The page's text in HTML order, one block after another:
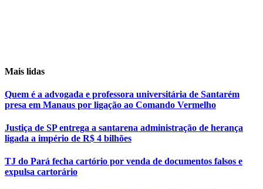
Mais lidas
Quem é a advogada e professora universitária de Santarém
presa em Manaus por ligação ao Comando Vermelho
Justiça de SP entrega a santarena administração de herança
ligada a império de R$ 4 bilhões
TJ do Pará fecha cartório por venda de documentos falsos e
expulsa cartorário